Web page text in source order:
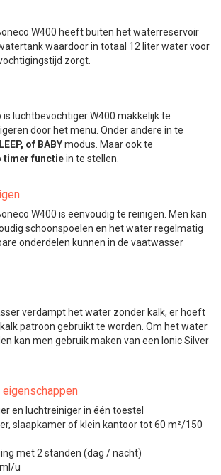
W400 heeft buiten het waterreservoir
waardoor in totaal 12 liter water voor
zorgt.
is luchtbevochtiger W400 makkelijk te
door het menu. Onder andere in te
of BABYmodus. Maar ook te
timer functiein te stellen.
W400 is eenvoudig te reinigen. Men kan
schoonspoelen en het water regelmatig
onderdelen kunnen in de vaatwasser
verdampt het water zonder kalk, er hoeft
patroon gebruikt te worden. Om het water
kan men gebruik maken van een Ionic Silver
en luchtreiniger in één toestel
slaapkamer of klein kantoor tot 60 m²/150
met 2 standen (dag / nacht)
u